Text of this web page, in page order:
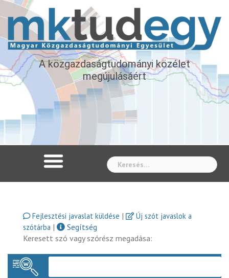
A közgazdaságtudományi közélet
megújulásáért
Fejlesztési javaslat küldése |
Új szót javaslok a
szótárba |
Segítség
Keresett szó vagy szórész megadása: